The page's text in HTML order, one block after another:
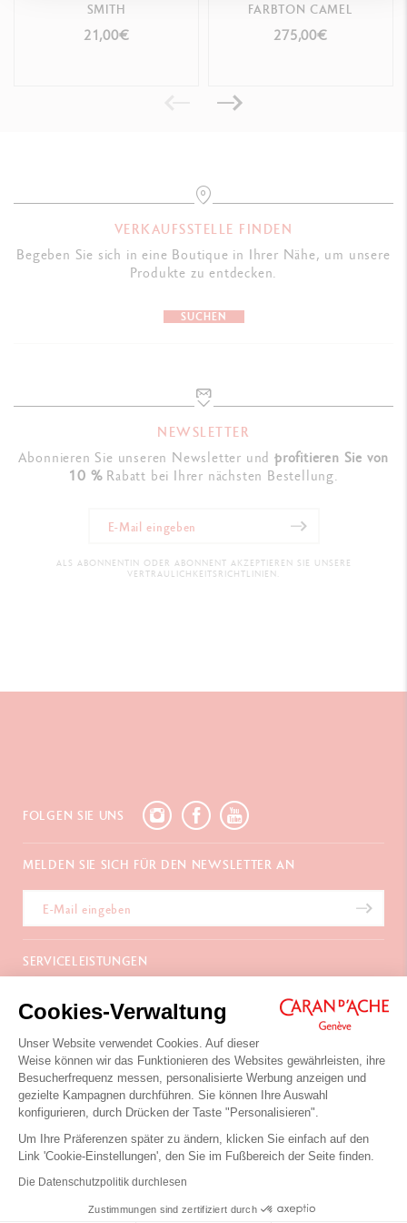
Cookies-Verwaltung
Unser Website verwendet Cookies. Auf dieser
Weise können wir das Funktionieren des Websites gewährleisten, ihre
Besucherfrequenz messen, personalisierte Werbung anzeigen und
gezielte Kampagnen durchführen. Sie können Ihre Auswahl
konfigurieren, durch Drücken der Taste "Personalisieren".
Um Ihre Präferenzen später zu ändern, klicken Sie einfach auf den
Link 'Cookie-Einstellungen', den Sie im Fußbereich der Seite finden.
Die Datenschutzpolitik durchlesen
Zustimmungen sind zertifiziert durch
FSC™, säurefrei
PRODUKTREFERENZ
SMITH
21,00€
FARBTON CAMEL
275,00€
VERKAUFSSTELLE FINDEN
Begeben Sie sich in eine Boutique in Ihrer Nähe, um unsere
Produkte zu entdecken.
SUCHEN
NEWSLETTER
Abonnieren Sie unseren Newsletter undprofitieren Sie von
10 %Rabatt bei Ihrer nächsten Bestellung.
ALS ABONNENTIN ODER ABONNENT AKZEPTIEREN SIE UNSERE
VERTRAULICHKEITSRICHTLINIEN.
FOLGEN SIE UNS
MELDEN SIE SICH FÜR DEN NEWSLETTER AN
SERVICELEISTUNGEN
Zahlungen
Retouren
Geschenkverpackung
Werbegeschenke
Garantieverlängerung
ÜBER UNS
Häufig gestellte Fragen
La Maison
Verkaufsstellen
Inspiration
Karriere
KONTAKTIEREN SIE UNS
Chemin du Foron 19
Po Box 332
CH-1226 Thônex-Genf
Schweiz
+41 (0)848 558 558
KONTAKTIEREN SIE UNS
Datenschutzpolitik
Ihre Cookies-Einstellungen